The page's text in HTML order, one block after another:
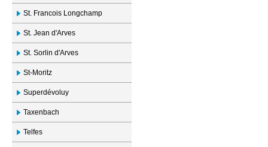
St. Francois Longchamp
St. Jean d'Arves
St. Sorlin d'Arves
St-Moritz
Superdévoluy
Taxenbach
Telfes